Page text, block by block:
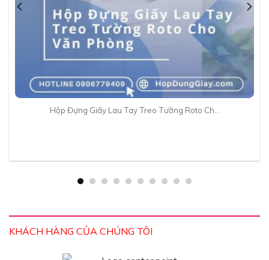
Hộp Đựng Giấy Lau Tay Treo Tường Roto Ch…
KHÁCH HÀNG CỦA CHÚNG TÔI